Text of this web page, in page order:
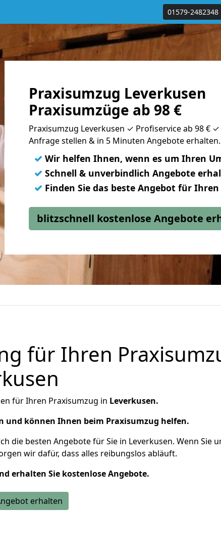
01579-2482348
Praxisumzug Leverkusen
Praxisumzüge ab 98 €
Praxisumzug Leverkusen ✓ Profiservice ab 98 €
Anfrage stellen & in 5 Minuten Angebote erhalten.
✓ Wir helfen Ihnen, wenn es um Ihren
✓ Schnell & unverbindlich Angebote
✓ Finden Sie das beste Angebot für Ihren
blitzschnell kostenlose Angebote
für Ihren
für Ihren Praxisumzug in Leverkusen.
und können Ihnen beim Praxisumzug helfen.
die besten Angebote für Sie in Leverkusen. Wenn Sie
wir dafür, dass alles reibungslos abläuft.
erhalten Sie kostenlose Angebote.
erhalten